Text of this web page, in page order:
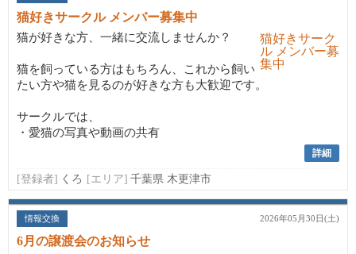
猫好きサークル メンバー募集中
猫が好きな方、一緒に交流しませんか？
猫を飼っている方はもちろん、これから飼い
たい方や猫を見るのが好きな方も大歓迎です。
サークルでは、
・愛猫の写真や動画の共有
詳細
[登録者] くろ [エリア] 千葉県 木更津市
情報交換 2026年05月30日(土)
6月の譲渡会のお知らせ